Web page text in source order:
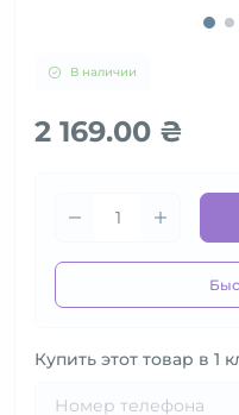
В наличии
2 169.00 ₴
Купить этот товар в 1